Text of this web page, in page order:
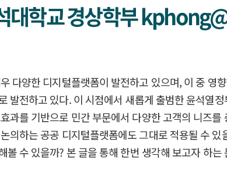
대학교 경상학부
다양한 디지털플랫폼이 발전하고 있으며, 이 중
발전하고 있다. 이 시점에서 새롭게 출범한 윤석열
과를 기반으로 민간 부문에서 다양한 고객의 니즈
의하는 공공 디지털플랫폼에도 그대로 적용될 수
볼 수 있을까? 본 글을 통해 한번 생각해 보고자 하는